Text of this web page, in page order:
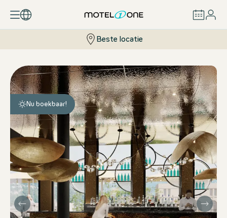
Motel One designhotels: aankomen, je goed voelen,
Beste locatie
Nu boekbaar!